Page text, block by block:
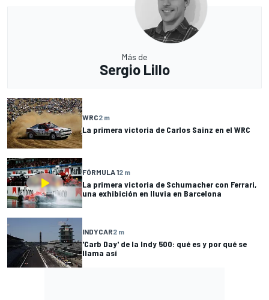
Más de
Sergio Lillo
WRC2 m
La primera victoria de Carlos Sainz en el WRC
FÓRMULA 12 m
La primera victoria de Schumacher con Ferrari,
una exhibición en lluvia en Barcelona
INDYCAR2 m
'Carb Day' de la Indy 500: qué es y por qué se
llama así